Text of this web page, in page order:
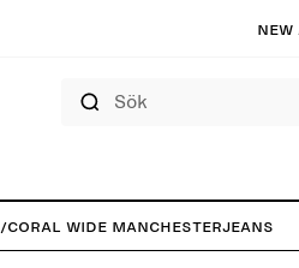
/CORAL Wide manchesterjeans